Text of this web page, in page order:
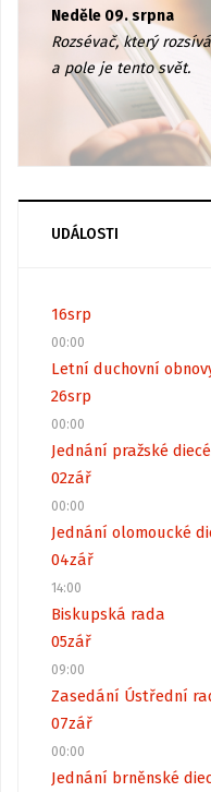
Neděle 09. srpna
Rozsévač, který
a pole je tento svět.
UDÁLOSTI
16srp
00:00
Letní duchovní
26srp
00:00
Jednání pražské
02zář
00:00
Jednání olomoucké
04zář
14:00
Biskupská rada
05zář
09:00
Zasedání Ústřední
07zář
00:00
Jednání brněnské